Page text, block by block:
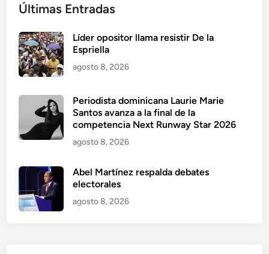
Últimas Entradas
Líder opositor llama resistir De la
Espriella
agosto 8, 2026
Periodista dominicana Laurie Marie
Santos avanza a la final de la
competencia Next Runway Star 2026
agosto 8, 2026
Abel Martínez respalda debates
electorales
agosto 8, 2026